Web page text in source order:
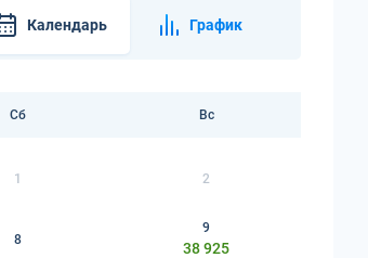
Календарь График
Сб Вс
1 2
8
9
38 925